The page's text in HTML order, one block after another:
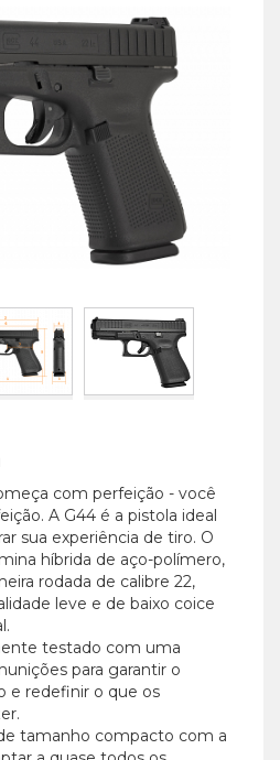
com perfeição - você
A G44 é a pistola ideal
sua experiência de tiro. O
híbrida de aço-polímero,
rodada de calibre 22,
leve e de baixo coice
testado com uma
para garantir o
e redefinir o que os
tamanho compacto com a